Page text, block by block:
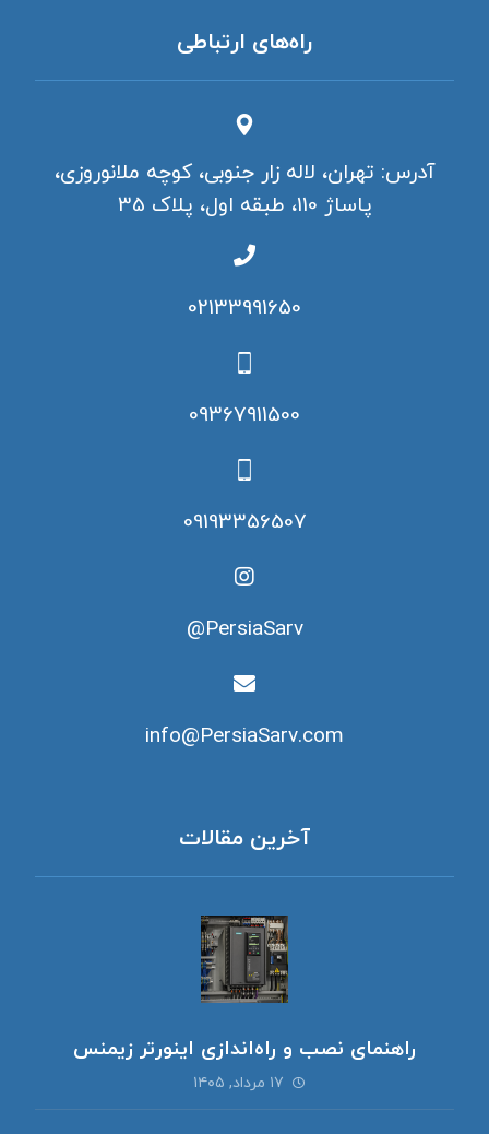
راه‌های ارتباطی
آدرس: تهران، لاله زار جنوبی، کوچه ملانوروزی،
پاساژ 110، طبقه اول، پلاک 35
02133991650
09367911500
09193356507
PersiaSarv@
info@PersiaSarv.com
آخرین مقالات
راهنمای نصب و راه‌اندازی اینورتر زیمنس
۱۷ مرداد, ۱۴۰۵